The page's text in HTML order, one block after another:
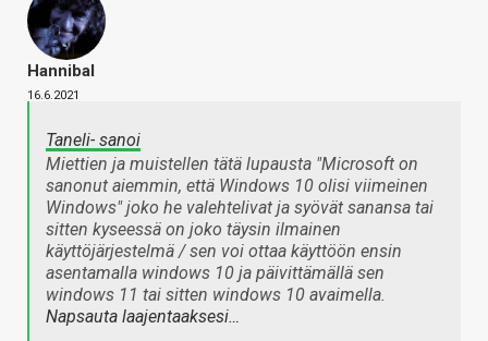
Hannibal
16.6.2021
Taneli- sanoi
Miettien ja muistellen tätä lupausta "Microsoft on
sanonut aiemmin, että Windows 10 olisi viimeinen
Windows" joko he valehtelivat ja syövät sanansa tai
sitten kyseessä on joko täysin ilmainen
käyttöjärjestelmä / sen voi ottaa käyttöön ensin
asentamalla windows 10 ja päivittämällä sen
windows 11 tai sitten windows 10 avaimella.
Napsauta laajentaaksesi…